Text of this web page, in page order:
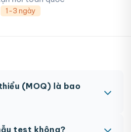
1-3 ngày
(MOQ) là bao
test không?